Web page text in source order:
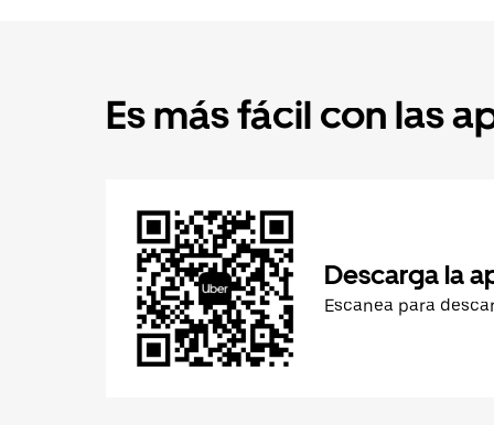
Es más fácil con las
Descarga la
Escanea para